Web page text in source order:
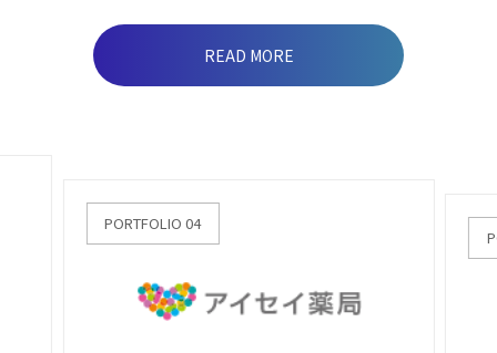
READ MORE
PORTFOLIO 04